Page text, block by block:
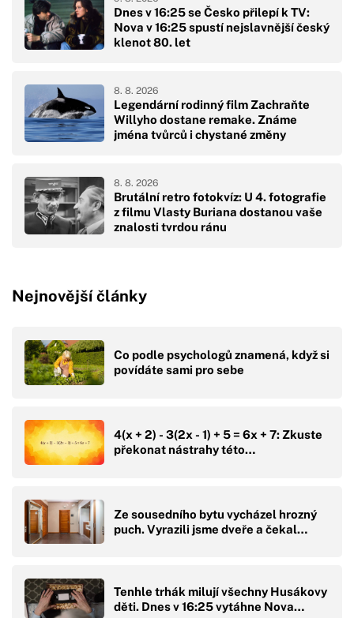
Dnes v 16:25 se Česko přilepí k TV:
Nova v 16:25 spustí nejslavnější český
klenot 80. let
Legendární rodinný film Zachraňte
Willyho dostane remake. Známe
jména tvůrců i chystané změny
8. 8. 2026
Brutální retro fotokvíz: U 4. fotografie
z filmu Vlasty Buriana dostanou vaše
znalosti tvrdou ránu
8. 8. 2026
Nejnovější články
Co podle psychologů znamená, když si
povídáte sami pro sebe
4(x + 2) - 3(2x - 1) + 5 = 6x + 7: Zkuste
překonat nástrahy této…
Ze sousedního bytu vycházel hrozný
puch. Vyrazili jsme dveře a čekal…
Tenhle trhák milují všechny Husákovy
děti. Dnes v 16:25 vytáhne Nova…